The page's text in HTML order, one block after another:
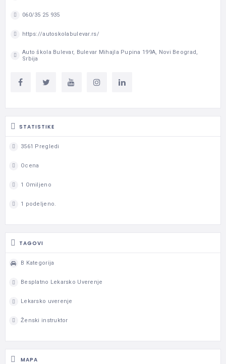
060/35 25 935
https://autoskolabulevar.rs/
Auto škola Bulevar, Bulevar Mihajla Pupina 199A, Novi Beograd,
Srbija
STATISTIKE
3561 Pregledi
Ocena
1 Omiljeno
1 podeljeno.
TAGOVI
B Kategorija
Besplatno Lekarsko Uverenje
Lekarsko uverenje
Ženski instruktor
MAPA